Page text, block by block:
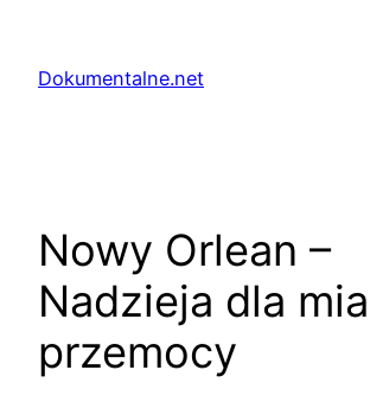
treściDokumentalne.net
Nowy Orlean –
Nadzieja dla
przemocy